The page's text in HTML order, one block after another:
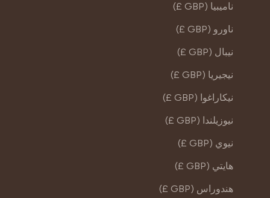
ناميبيا (GBP £)
ناورو (GBP £)
نيبال (GBP £)
نيجيريا (GBP £)
نيكاراغوا (GBP £)
نيوزيلندا (GBP £)
نيوي (GBP £)
هايتي (GBP £)
هندوراس (GBP £)